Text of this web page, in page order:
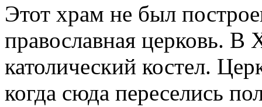
Этот храм не был
православная церковь.
католический костел.
когда сюда переселись